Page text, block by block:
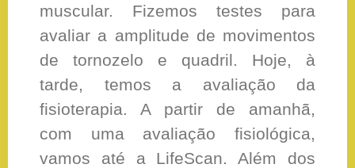
muscular. Fizemos testes para
avaliar a amplitude de movimentos
de tornozelo e quadril. Hoje, à
tarde, temos a avaliação da
fisioterapia. A partir de amanhã,
com uma avaliação fisiológica,
vamos até a LifeScan. Além dos